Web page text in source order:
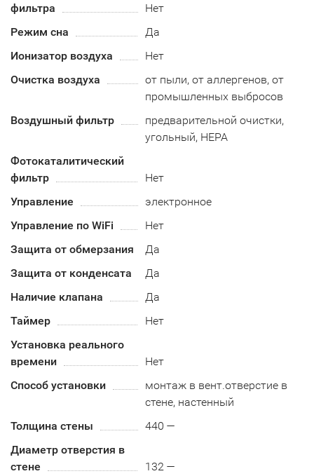
фильтра
Нет
Режим сна
Да
Ионизатор воздуха
Нет
Очистка воздуха
от пыли, от аллергенов, от
промышленных выбросов
Воздушный фильтр
предварительной очистки,
угольный, HEPA
Фотокаталитический
фильтр
Нет
Управление
электронное
Управление по WiFi
Нет
Защита от обмерзания
Да
Защита от конденсата
Да
Наличие клапана
Да
Таймер
Нет
Установка реального
времени
Нет
Способ установки
монтаж в вент.отверстие в
стене, настенный
Толщина стены
440 —
Диаметр отверстия в
стене
132 —